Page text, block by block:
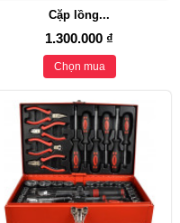
Cặp lồng...
1.300.000 ₫
Chọn mua